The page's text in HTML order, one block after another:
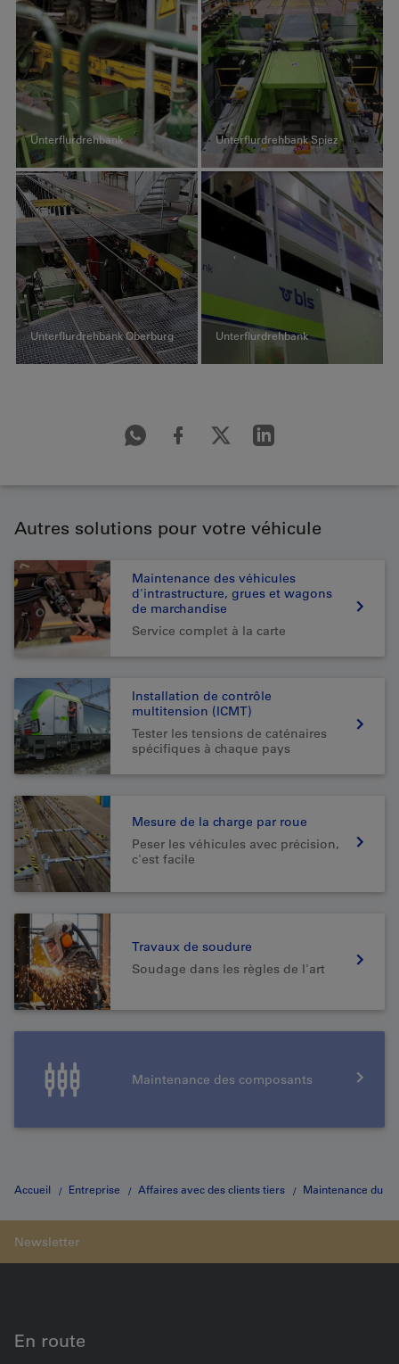
Unterflurdrehbank Unterflurdrehbank Spiez
Unterflurdrehbank Oberburg Unterflurdrehbank
Autres solutions pour votre véhicule
Maintenance des véhicules
d'intrastructure, grues et wagons
de marchandise
Service complet à la carte
Installation de contrôle
multitension (ICMT)
Tester les tensions de caténaires
spécifiques à chaque pays
Mesure de la charge par roue
Peser les véhicules avec précision,
c'est facile
Travaux de soudure
Soudage dans les règles de l'art
Maintenance des composants
Accueil Entreprise Affaires avec des clients tiers Maintenance du
En route